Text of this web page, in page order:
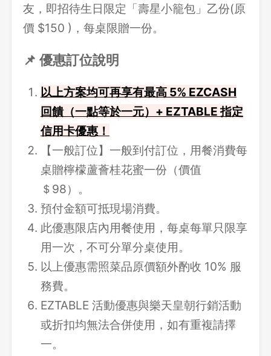
友，即招待生日限定「壽星小籠包」乙份(原
價 $150 )，每桌限贈一份。
📌 優惠訂位說明
以上方案均可再享有最高 5% EZCASH
回饋（一點等於一元）+ EZTABLE 指定
信用卡優惠！
【一般訂位】一般到付訂位，用餐消費每
桌贈檸檬蘆薈桂花蜜一份（價值
＄98）。
預付金額可抵現場消費。
此優惠限店內用餐使用，每桌每單只限享
用一次，不可分單分桌使用。
以上優惠需照菜品原價額外酌收 10% 服
務費。
EZTABLE 活動優惠與樂天皇朝行銷活動
或折扣均無法合併使用，如有重複請擇
一。